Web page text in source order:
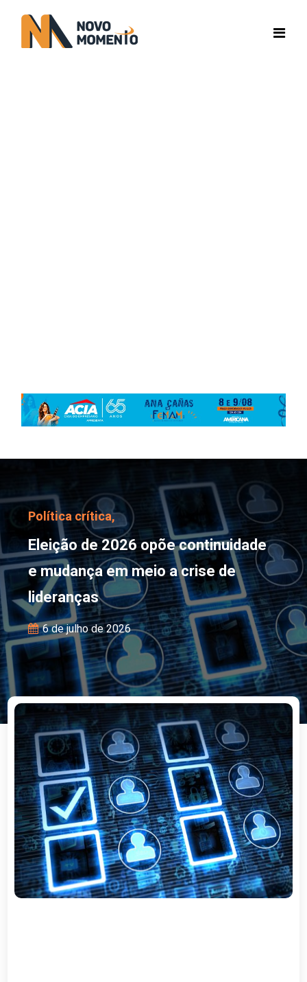
Eleição de 2026 opõe
Política crítica,
Eleição de 2026 opõe continuidade
e mudança em meio a crise de
lideranças
6 de julho de 2026